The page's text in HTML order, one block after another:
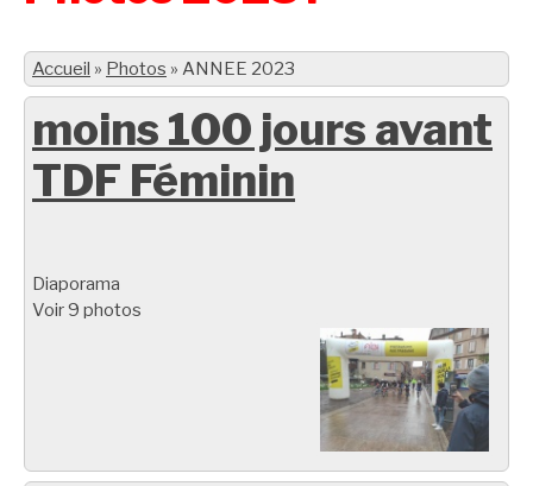
Accueil » Photos » ANNEE 2023
moins 100 jours avant
TDF Féminin
Diaporama
Voir 9 photos